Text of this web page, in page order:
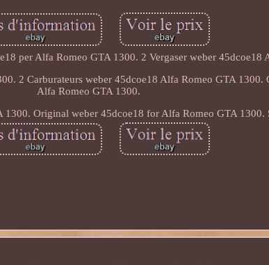
per Alfa Romeo GTA 1300. 2 Vergaser weber 45dcoe18
2 Carburateurs weber 45dcoe18 Alfa Romeo GTA
Alfa Romeo GTA 1300.
Original weber 45dcoe18 for Alfa Romeo GTA 1300.